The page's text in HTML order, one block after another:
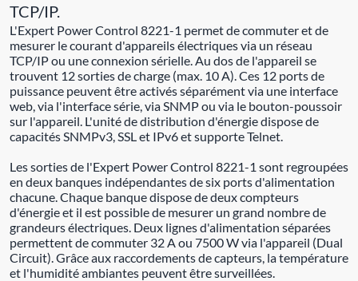
TCP/IP.
L'Expert Power Control 8221-1 permet de commuter et de
mesurer le courant d'appareils électriques via un réseau
TCP/IP ou une connexion sérielle. Au dos de l'appareil se
trouvent 12 sorties de charge (max. 10 A). Ces 12 ports de
puissance peuvent être activés séparément via une interface
web, via l'interface série, via SNMP ou via le bouton-poussoir
sur l'appareil. L'unité de distribution d'énergie dispose de
capacités SNMPv3, SSL et IPv6 et supporte Telnet.
Les sorties de l'Expert Power Control 8221-1 sont regroupées
en deux banques indépendantes de six ports d'alimentation
chacune. Chaque banque dispose de deux compteurs
d'énergie et il est possible de mesurer un grand nombre de
grandeurs électriques. Deux lignes d'alimentation séparées
permettent de commuter 32 A ou 7500 W via l'appareil (Dual
Circuit). Grâce aux raccordements de capteurs, la température
et l'humidité ambiantes peuvent être surveillées.